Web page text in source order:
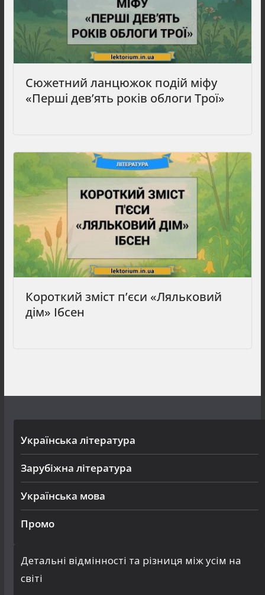
Сюжетний ланцюжок подій міфу
«Перші дев’ять років облоги Трої»
Короткий зміст п’єси «Ляльковий
дім» Ібсен
Українська література
Зарубіжна література
Українська мова
Промо
Детальні відмінності та різниця між усім на
світі